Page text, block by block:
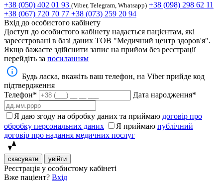
+38 (050) 402 01 93 (Viber, Telegram, Whatsapp) +38 (098) 298 62 11
+38 (067) 720 70 77 +38 (073) 259 20 94
Вхід до особистого кабінету
Доступ до особистого кабінету надається пацієнтам, які
зареєстровані в базі даних ТОВ "Медичний центр здоров'я".
Якщо бажаєте здійснити запис на прийом без реєстрації
перейдіть за посиланням
Будь ласка, вкажіть ваш телефон, на Viber прийде код
підтвердження
Телефон*
Дата народження*
Я даю згоду на обробку даних та приймаю договір про
обробку персональних даних
Я приймаю публічний
договір про надання медичних послуг
скасувати увійти
Реєстрація у особистому кабінеті
Вже паціент? Вхід